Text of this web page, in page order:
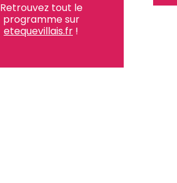
Retrouvez tout le
programme sur
etequevillais.fr !